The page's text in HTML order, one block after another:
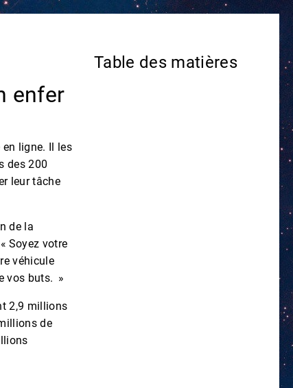
enfer
ligne. Il les
des 200
leur tâche
de la
Soyez votre
véhicule
vos buts. »
2,9 millions
de
Table des matières